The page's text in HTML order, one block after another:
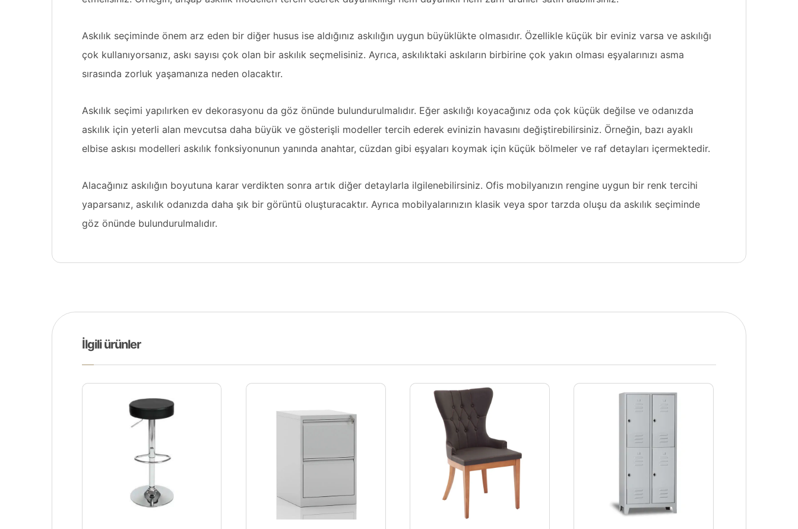
Askılık seçiminde önem arz eden bir diğer husus ise aldığınız askılığın uygun büyüklükte olmasıdır. Özellikle küçük bir eviniz varsa ve askılığı
çok kullanıyorsanız, askı sayısı çok olan bir askılık seçmelisiniz. Ayrıca, askılıktaki askıların birbirine çok yakın olması eşyalarınızı asma
sırasında zorluk yaşamanıza neden olacaktır.
Askılık seçimi yapılırken ev dekorasyonu da göz önünde bulundurulmalıdır. Eğer askılığı koyacağınız oda çok küçük değilse ve odanızda
askılık için yeterli alan mevcutsa daha büyük ve gösterişli modeller tercih ederek evinizin havasını değiştirebilirsiniz. Örneğin, bazı ayaklı
elbise askısı modelleri askılık fonksiyonunun yanında anahtar, cüzdan gibi eşyaları koymak için küçük bölmeler ve raf detayları içermektedir.
Alacağınız askılığın boyutuna karar verdikten sonra artık diğer detaylarla ilgilenebilirsiniz. Ofis mobilyanızın rengine uygun bir renk tercihi
yaparsanız, askılık odanızda daha şık bir görüntü oluşturacaktır. Ayrıca mobilyalarınızın klasik veya spor tarzda oluşu da askılık seçiminde
göz önünde bulundurulmalıdır.
İlgili ürünler